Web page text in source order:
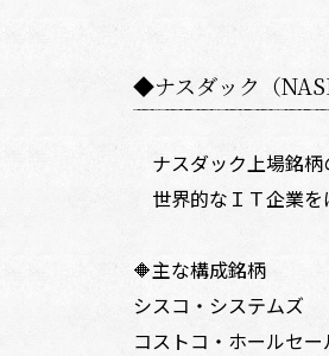
◆ナスダック（
ナスダック上場銘柄
世界的なＩＴ企業を
🔶主な構成銘柄
シスコ・システムズ
コストコ・ホールセー